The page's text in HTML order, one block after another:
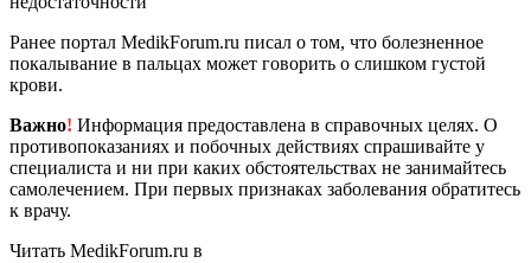
Ранее портал MedikForum.ru писал о том, что болезненное
покалывание в пальцах может говорить о слишком густой
крови.
Важно! Информация предоставлена в справочных целях. О
противопоказаниях и побочных действиях спрашивайте у
специалиста и ни при каких обстоятельствах не занимайтесь
самолечением. При первых признаках заболевания обратитесь
к врачу.
Читать MedikForum.ru в